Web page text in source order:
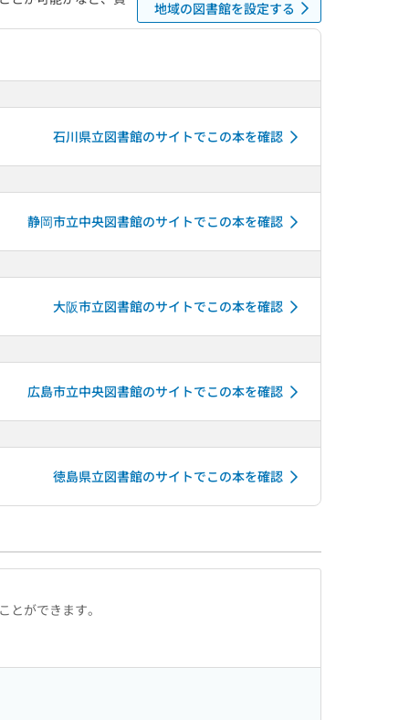
地域の図書館を設定する
石川県立図書館のサイトでこの本を確認
静岡市立中央図書館のサイトでこの本を確認
大阪市立図書館のサイトでこの本を確認
広島市立中央図書館のサイトでこの本を確認
徳島県立図書館のサイトでこの本を確認
ができます。